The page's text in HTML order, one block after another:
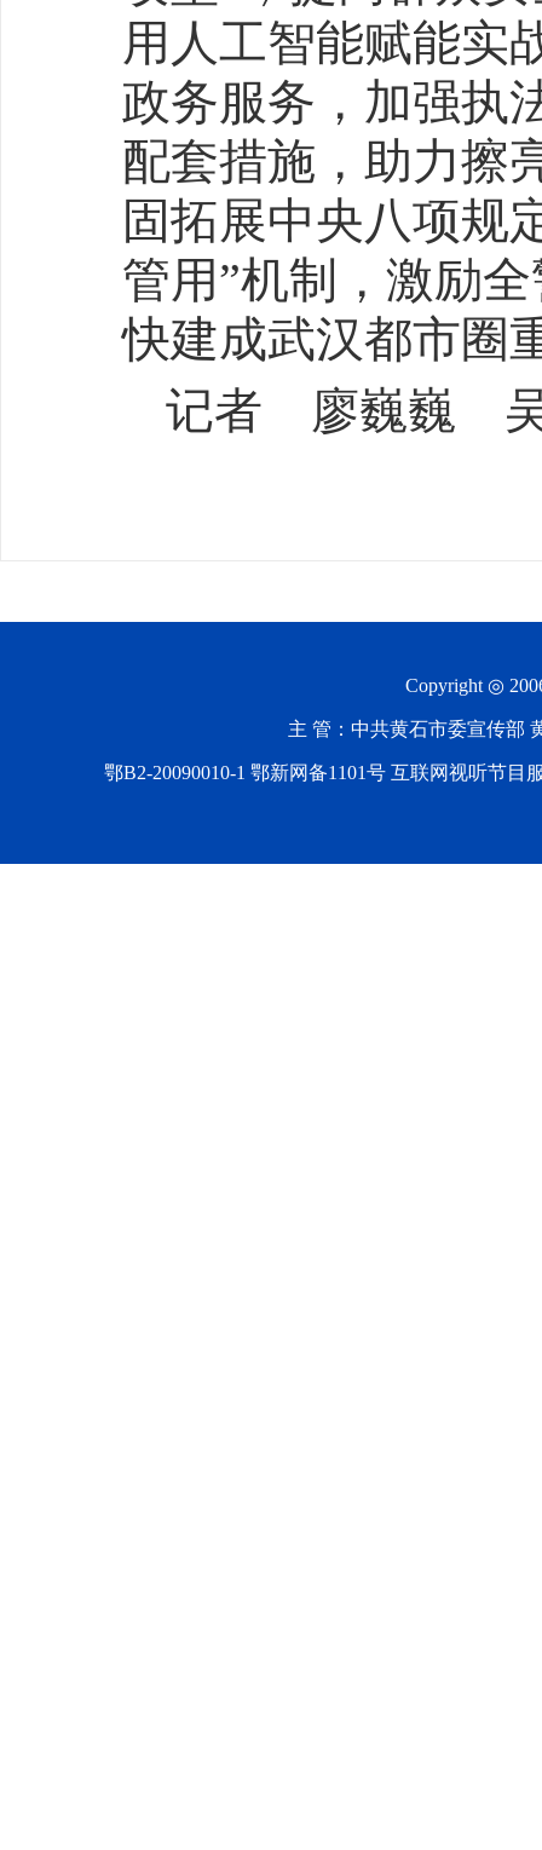
用人工智能赋能实
政务服务，加强执
配套措施，助力擦
固拓展中央八项规
管用”机制，激励
快建成武汉都市圈
记者 廖巍巍
Copyright ◎
主 管：中共黄石市委宣传部
鄂B2-20090010-1 鄂新网备1101号 互联网视听节目